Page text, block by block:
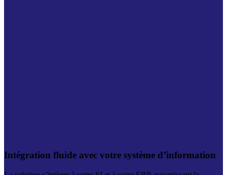
Intégration fluide avec votre système d’information